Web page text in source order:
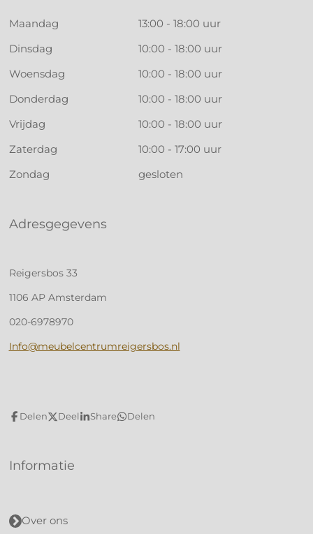
Maandag
13:00 - 18:00 uur
Dinsdag
10:00 - 18:00 uur
Woensdag
10:00 - 18:00 uur
Donderdag
10:00 - 18:00 uur
Vrijdag
10:00 - 18:00 uur
Zaterdag
10:00 - 17:00 uur
Zondag
gesloten
Adresgegevens
Reigersbos 33
1106 AP Amsterdam
020-6978970
Info@meubelcentrumreigersbos.nl
Delen Deel Share Delen
Informatie
Over ons